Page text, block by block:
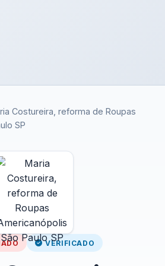
Costureira, reforma de Roupas
SP
VERIFICADO